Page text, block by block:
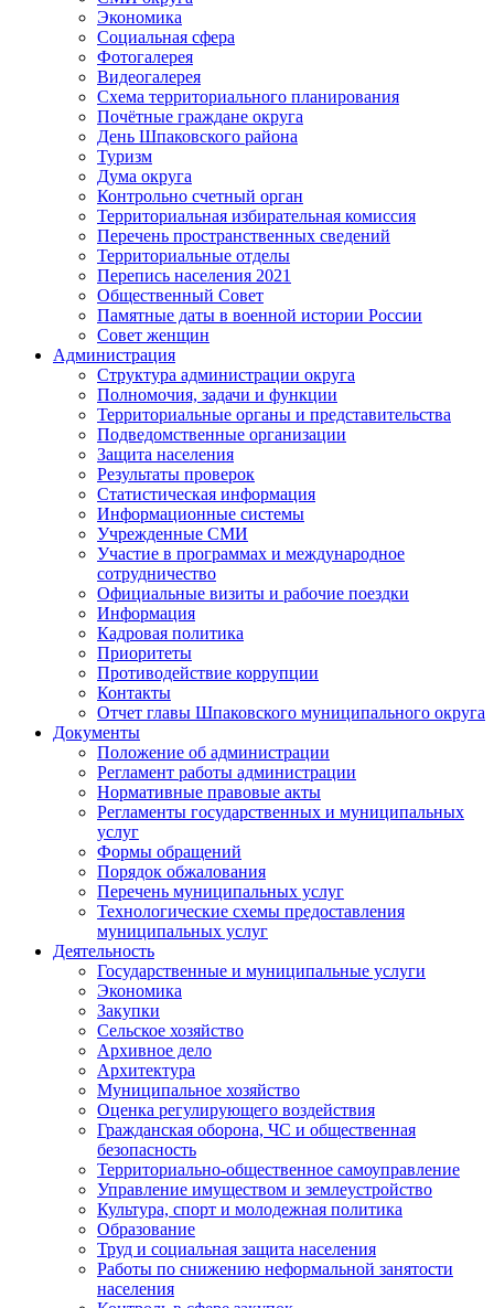
Экономика
Социальная сфера
Фотогалерея
Видеогалерея
Схема территориального планирования
Почётные граждане округа
День Шпаковского района
Туризм
Дума округа
Контрольно счетный орган
Территориальная избирательная комиссия
Перечень пространственных сведений
Территориальные отделы
Перепись населения 2021
Общественный Совет
Памятные даты в военной истории России
Совет женщин
Администрация
Структура администрации округа
Полномочия, задачи и функции
Территориальные органы и представительства
Подведомственные организации
Защита населения
Результаты проверок
Статистическая информация
Информационные системы
Учрежденные СМИ
Участие в программах и международное
сотрудничество
Официальные визиты и рабочие поездки
Информация
Кадровая политика
Приоритеты
Противодействие коррупции
Контакты
Отчет главы Шпаковского муниципального округа
Документы
Положение об администрации
Регламент работы администрации
Нормативные правовые акты
Регламенты государственных и муниципальных
услуг
Формы обращений
Порядок обжалования
Перечень муниципальных услуг
Технологические схемы предоставления
муниципальных услуг
Деятельность
Государственные и муниципальные услуги
Экономика
Закупки
Сельское хозяйство
Архивное дело
Архитектура
Муниципальное хозяйство
Оценка регулирующего воздействия
Гражданская оборона, ЧС и общественная
безопасность
Территориально-общественное самоуправление
Управление имуществом и землеустройство
Культура, спорт и молодежная политика
Образование
Труд и социальная защита населения
Работы по снижению неформальной занятости
населения